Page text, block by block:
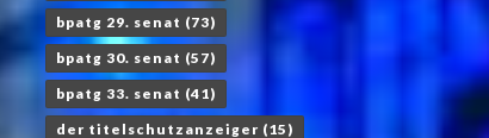
bpatg 29. senat (73)
bpatg 30. senat (57)
bpatg 33. senat (41)
der titelschutzanzeiger (15)